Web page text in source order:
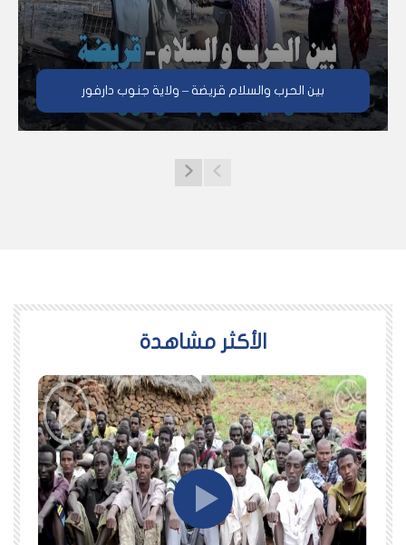
بين الحرب والسلام قريضة – ولاية جنوب دارفور
اﻷكثر مشاهدة